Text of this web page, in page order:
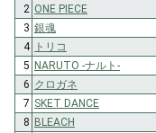
2 ONE PIECE
3 銀魂
4
トリコ
5 NARUTO -ナルト-
6 クロガネ
7 SKET DANCE
8 BLEACH